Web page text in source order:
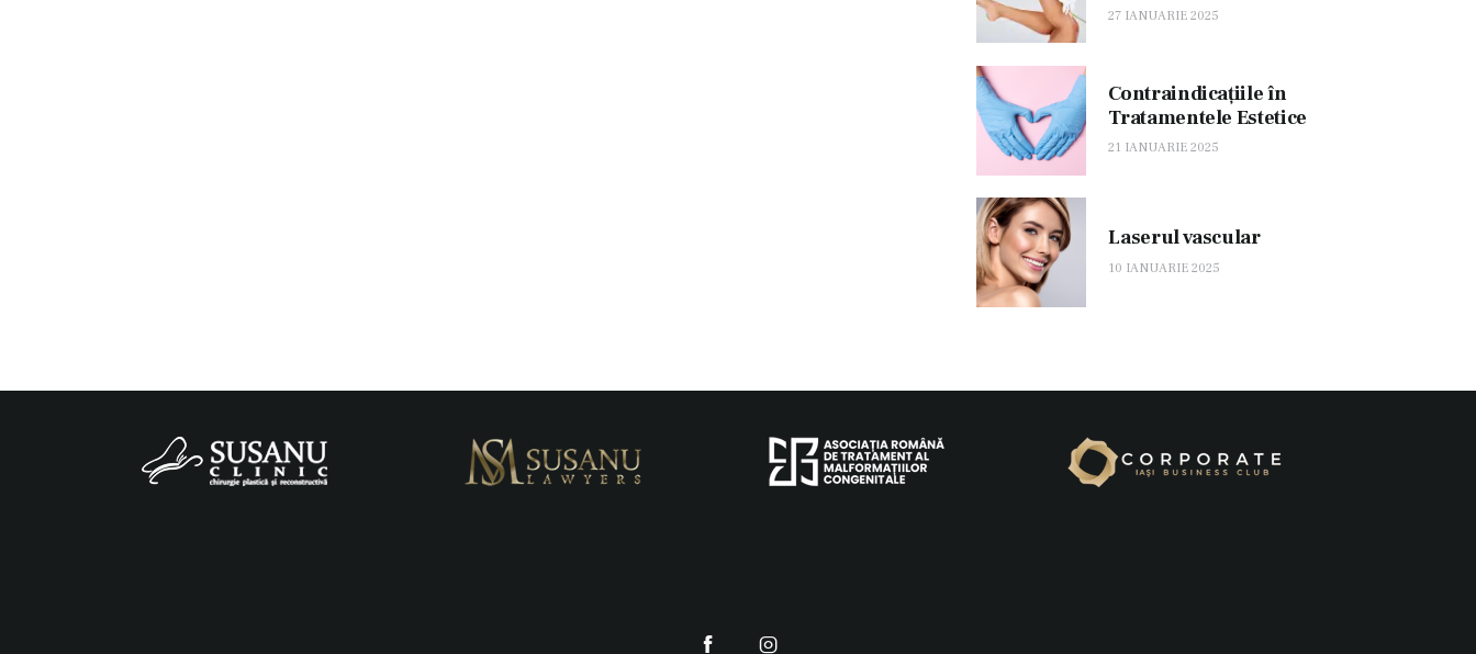
27 IANUARIE 2025
Contraindicațiile în
Tratamentele Estetice
21 IANUARIE 2025
Laserul vascular
10 IANUARIE 2025